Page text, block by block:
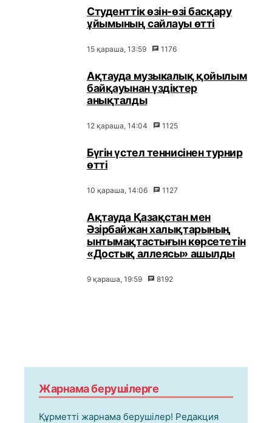
Студенттік өзін-өзі басқару
ұйымының сайлауы өтті
15 қараша, 13:59 1176
Ақтауда музыкалық қойылым
байқауынан үздіктер
анықталды
12 қараша, 14:04 1125
Бүгін үстел теннисінен турнир
өтті
10 қараша, 14:06 1127
Ақтауда Қазақстан мен
Әзірбайжан халықтарының
ынтымақтастығын көрсететін
«Достық аллеясы» ашылды
9 қараша, 19:59 8192
Жарнама берушілерге
Құрметті жарнама берушілер! Редакция